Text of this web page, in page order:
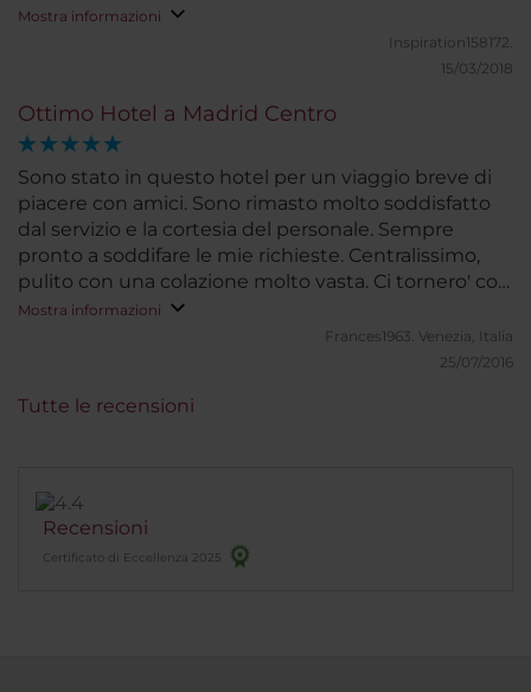
Julia per la loro sensibilità.
Mostra informazioni
Inspiration158172.
15/03/2018
Ottimo Hotel a Madrid Centro
Sono stato in questo hotel per un viaggio breve di
piacere con amici. Sono rimasto molto soddisfatto
dal servizio e la cortesia del personale. Sempre
pronto a soddifare le mie richieste. Centralissimo,
pulito con una colazione molto vasta. Ci tornero' con
molto piacere
Mostra informazioni
Frances1963. Venezia, Italia
25/07/2016
Recensioni
Certificato di Eccellenza 2025
Tutte le recensioni